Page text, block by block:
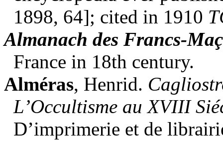
1898, 64]; cited in 1910
Almanach des Francs-
France in 18th century.
Alméras, Henrid.
L’Occultisme au XVIII
D’imprimerie et de